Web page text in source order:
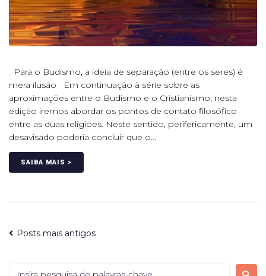
Para o Budismo, a ideia de separação (entre os seres) é
mera ilusão Em continuação à série sobre as
aproximações entre o Budismo e o Cristianismo, nesta
edição iremos abordar os pontos de contato filosófico
entre as duas religiões. Neste sentido, perifericamente, um
desavisado poderia concluir que o...
SAIBA MAIS >
Posts mais antigos